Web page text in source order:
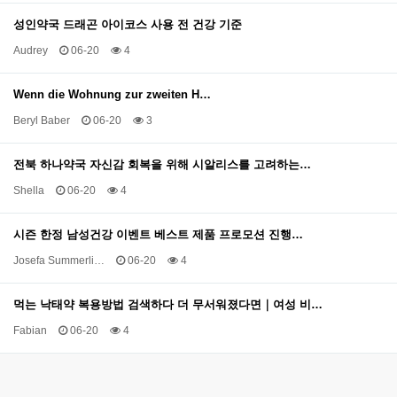
성인약국 드래곤 아이코스 사용 전 건강 기준
Audrey 06-20 4
Wenn die Wohnung zur zweiten H…
Beryl Baber 06-20 3
전북 하나약국 자신감 회복을 위해 시알리스를 고려하는…
Shella 06-20 4
시즌 한정 남성건강 이벤트 베스트 제품 프로모션 진행…
Josefa Summerli… 06-20 4
먹는 낙태약 복용방법 검색하다 더 무서워졌다면｜여성 비…
Fabian 06-20 4